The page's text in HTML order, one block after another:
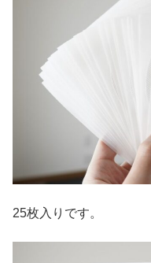
25枚入りです。